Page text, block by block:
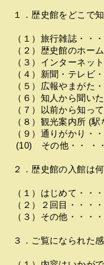
１．歴史館をどこで
（１）旅行雑誌・・
（２）歴史館のホー
（３）インターネッ
（４）新聞・テレビ
（５）広報やまがた
（６）知人から聞い
（７）以前から知っ
（８）観光案内所 (駅
（９）通りがかり・
(10) その他・・ ・・
２．歴史館の入館は
（１）はじめて・・
（２）２回目・・・
（３）その他・・・
３．ご覧になられた